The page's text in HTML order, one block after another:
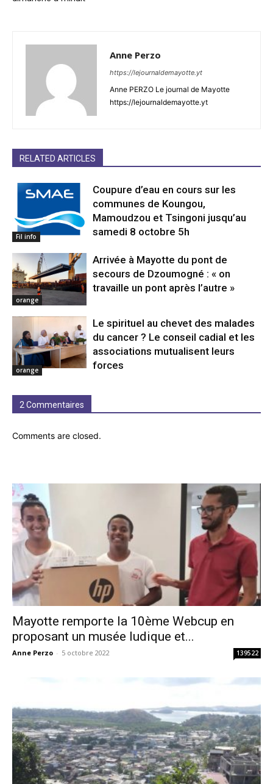
Anne Perzo
https://lejournaldemayotte.yt
Anne PERZO Le journal de Mayotte
https://lejournaldemayotte.yt
RELATED ARTICLES
Fil info
Coupure d’eau en cours sur les
communes de Koungou,
Mamoudzou et Tsingoni jusqu’au
samedi 8 octobre 5h
orange
Arrivée à Mayotte du pont de
secours de Dzoumogné : « on
travaille un pont après l’autre »
orange
Le spirituel au chevet des malades
du cancer ? Le conseil cadial et les
associations mutualisent leurs
forces
2 Commentaires
Comments are closed.
Mayotte remporte la 10ème Webcup en
proposant un musée ludique et...
Anne Perzo - 5 octobre 2022 139522